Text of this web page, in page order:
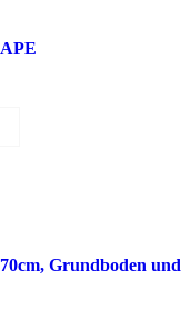
Grundboden und